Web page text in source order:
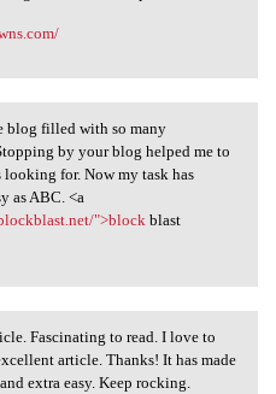
the
blog filled
blog filled with so many
by your blog helped me to
looking for. Now my task has
as ABC. <a
">block blast
Fascinating to read. I love to
article. Thanks! It has made
extra easy. Keep rocking.